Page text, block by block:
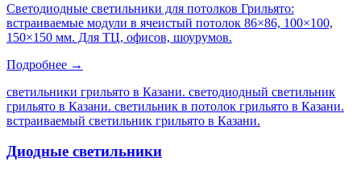
Светодиодные светильники для потолков Грильято:
встраиваемые модули в ячеистый потолок 86×86, 100×100,
150×150 мм. Для ТЦ, офисов, шоурумов.
Подробнее →
светильники грильято в Казани. светодиодный светильник
грильято в Казани. светильник в потолок грильято в Казани.
встраиваемый светильник грильято в Казани.
Диодные светильники